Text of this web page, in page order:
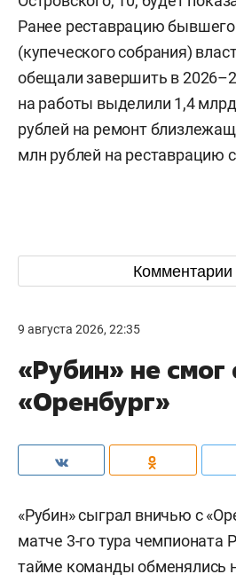
Ранее реставрацию бывшего
(купеческого собрания)
обещали завершить в
на работы выделили 1,4
рублей на ремонт
млн рублей на реставрацию
Комментарии
9 августа 2026, 22:35
«Рубин» не смог
«Оренбург»
«Рубин» сыграл вничью с
матче 3-го тура чемпионата
тайме команды обменялись